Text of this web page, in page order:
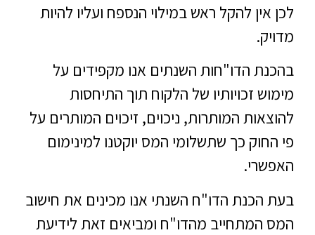
לכן אין להקל ראש במילוי הנספח ועליו להיות
מדויק.
בהכנת הדו"חות השנתים אנו מקפידים על
מימוש זכויותיו של הלקוח תוך התיחסות
להוצאות המותרות, ניכוים, זיכוים המותרים על
פי החוק כך שתשלומי המס יוקטנו למינימום
האפשרי.
בעת הכנת הדו"ח השנתי אנו מכינים את חישוב
המס המתחייב מהדו"ח ומביאים זאת לידיעת